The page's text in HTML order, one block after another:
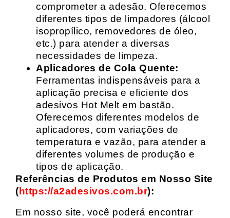
comprometer a adesão. Oferecemos
diferentes tipos de limpadores (álcool
isopropílico, removedores de óleo,
etc.) para atender a diversas
necessidades de limpeza.
Aplicadores de Cola Quente:
Ferramentas indispensáveis para a
aplicação precisa e eficiente dos
adesivos Hot Melt em bastão.
Oferecemos diferentes modelos de
aplicadores, com variações de
temperatura e vazão, para atender a
diferentes volumes de produção e
tipos de aplicação.
Referências de Produtos em Nosso Site
(https://a2adesivos.com.br):
Em nosso site, você poderá encontrar